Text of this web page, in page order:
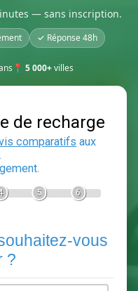
— sans inscription.
✓ Réponse 48h
📍 5 000+villes
de
3 devis comparatifs
engagement.
6